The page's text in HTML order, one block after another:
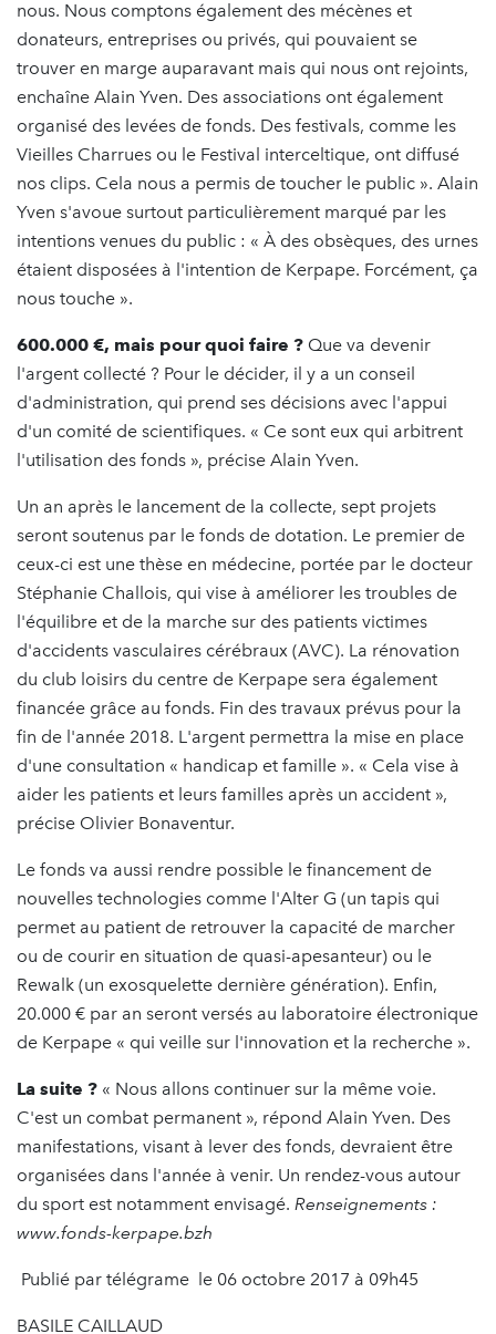
nous. Nous comptons également des mécènes et
donateurs, entreprises ou privés, qui pouvaient se
trouver en marge auparavant mais qui nous ont rejoints,
enchaîne Alain Yven. Des associations ont également
organisé des levées de fonds. Des festivals, comme les
Vieilles Charrues ou le Festival interceltique, ont diffusé
nos clips. Cela nous a permis de toucher le public ». Alain
Yven s'avoue surtout particulièrement marqué par les
intentions venues du public : « À des obsèques, des urnes
étaient disposées à l'intention de Kerpape. Forcément, ça
nous touche ».
600.000 €, mais pour quoi faire ? Que va devenir
l'argent collecté ? Pour le décider, il y a un conseil
d'administration, qui prend ses décisions avec l'appui
d'un comité de scientifiques. « Ce sont eux qui arbitrent
l'utilisation des fonds », précise Alain Yven.
Un an après le lancement de la collecte, sept projets
seront soutenus par le fonds de dotation. Le premier de
ceux-ci est une thèse en médecine, portée par le docteur
Stéphanie Challois, qui vise à améliorer les troubles de
l'équilibre et de la marche sur des patients victimes
d'accidents vasculaires cérébraux (AVC). La rénovation
du club loisirs du centre de Kerpape sera également
financée grâce au fonds. Fin des travaux prévus pour la
fin de l'année 2018. L'argent permettra la mise en place
d'une consultation « handicap et famille ». « Cela vise à
aider les patients et leurs familles après un accident »,
précise Olivier Bonaventur.
Le fonds va aussi rendre possible le financement de
nouvelles technologies comme l'Alter G (un tapis qui
permet au patient de retrouver la capacité de marcher
ou de courir en situation de quasi-apesanteur) ou le
Rewalk (un exosquelette dernière génération). Enfin,
20.000 € par an seront versés au laboratoire électronique
de Kerpape « qui veille sur l'innovation et la recherche ».
La suite ? « Nous allons continuer sur la même voie.
C'est un combat permanent », répond Alain Yven. Des
manifestations, visant à lever des fonds, devraient être
organisées dans l'année à venir. Un rendez-vous autour
du sport est notamment envisagé. Renseignements :
www.fonds-kerpape.bzh
Publié par télégrame le 06 octobre 2017 à 09h45
BASILE CAILLAUD